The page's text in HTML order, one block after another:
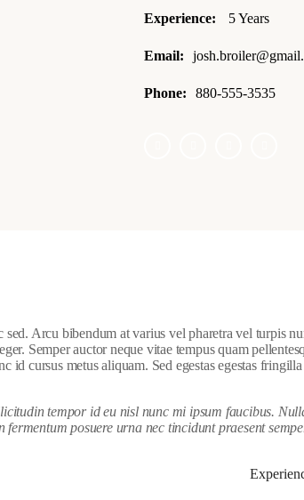
Experience: 5 Years
Email:
Phone: 880-555-3535
Arcu bibendum at varius vel pharetra vel turpis
Semper auctor neque vitae tempus quam
cursus metus aliquam. Sed egestas egestas
tempor id eu nisl nunc mi ipsum faucibus.
posuere urna nec tincidunt praesent